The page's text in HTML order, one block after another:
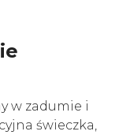
w zadumie i
świeczka,